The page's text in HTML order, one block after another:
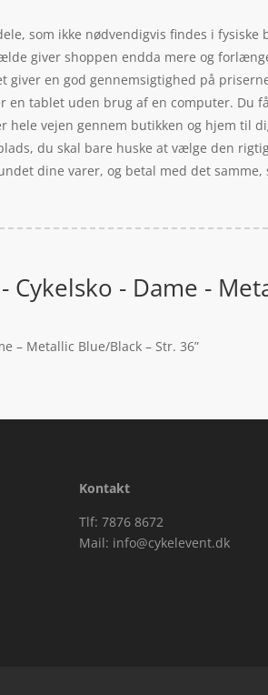
som ikke nødvendigvis findes i
giver shoppen endda mere og
en god gennemsigtighed på
tablet uden brug af en computer. Du
vejen gennem butikken og hjem til
du skal bare huske at vælge den
dine varer, og betal med det
- Cykelsko - Dame -
– Metallic Blue/Black – Str. 36”
Kontakt
Tlf: 7876 8672
Mail: info@cykelevent.dk